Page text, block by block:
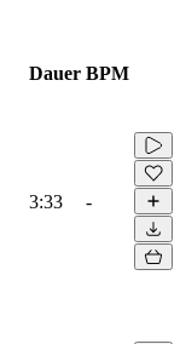
Dauer BPM
3:33 -